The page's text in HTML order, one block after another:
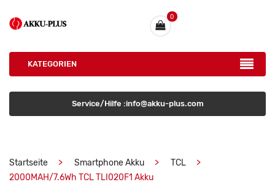
0
KATEGORIEN
Service/Hilfe :info@akku-plus.com
Startseite Smartphone Akku
TCL
2000MAH/7.6Wh TCL TLI020F1 Akku